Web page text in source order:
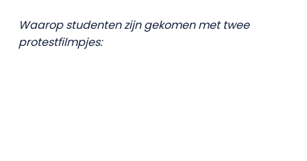
Waarop studenten zijn gekomen met twee
protestfilmpjes: